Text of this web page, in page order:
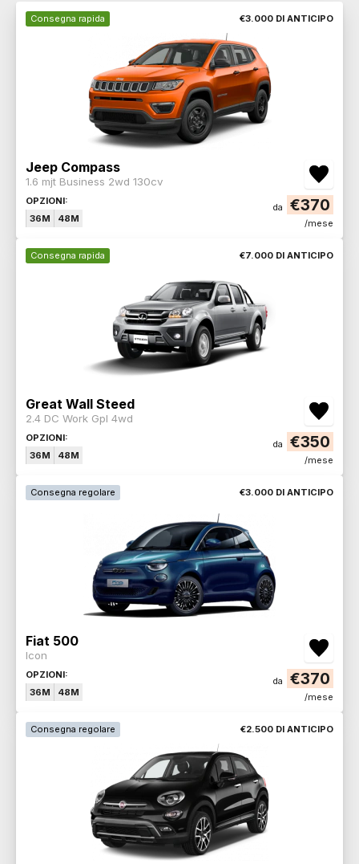
Consegna rapida €3.000 DI ANTICIPO
Jeep Compass
1.6 mjt Business 2wd 130cv
OPZIONI:
36M
48M
da €370
/mese
Consegna rapida €7.000 DI ANTICIPO
Great Wall Steed
2.4 DC Work Gpl 4wd
OPZIONI:
36M
48M
da €350
/mese
Consegna regolare €3.000 DI ANTICIPO
Fiat 500
Icon
OPZIONI:
36M
48M
da €370
/mese
Consegna regolare €2.500 DI ANTICIPO